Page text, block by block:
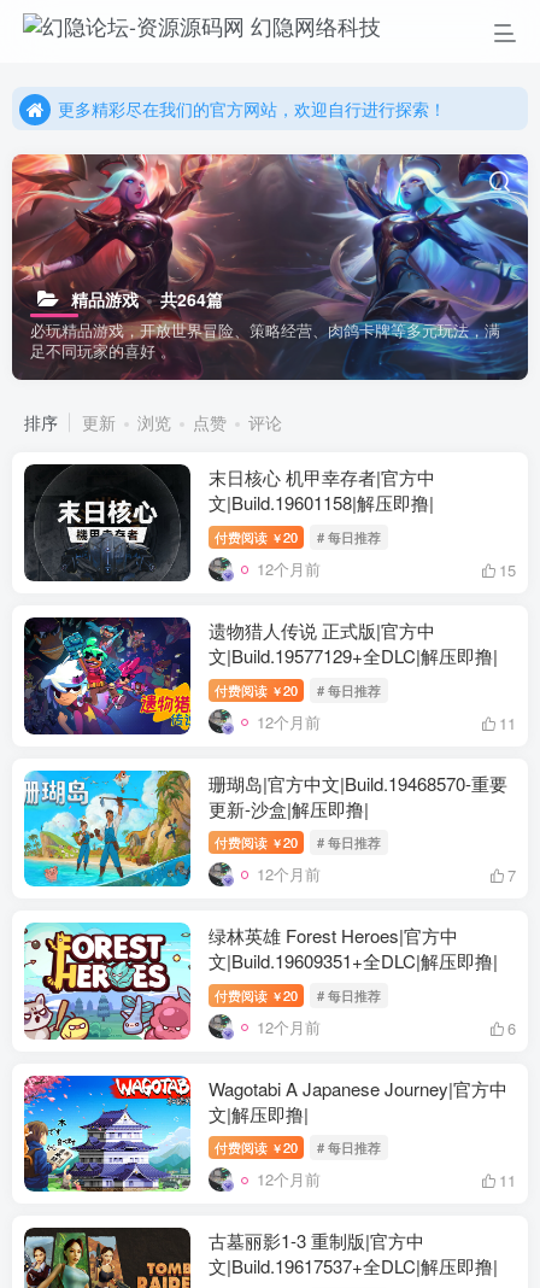
更多精彩尽在我们的官方网站，欢迎自行进行探索！
更多精彩尽在我们的官方网站，欢迎自行进行探索！
幻隐网络科技，感谢您的加入以及使用我们的系统！
精品游戏 共264篇
必玩精品游戏，开放世界冒险、策略经营、肉鸽卡牌等多元玩法，满
足不同玩家的喜好 。
排序 更新 浏览 点赞 评论
末日核心 机甲幸存者|官方中
文|Build.19601158|解压即撸|
付费阅读 ￥20 # 每日推荐
12个月前 15
遗物猎人传说 正式版|官方中
文|Build.19577129+全DLC|解压即撸|
付费阅读 ￥20 # 每日推荐
12个月前 11
珊瑚岛|官方中文|Build.19468570-重要
更新-沙盒|解压即撸|
付费阅读 ￥20 # 每日推荐
12个月前 7
绿林英雄 Forest Heroes|官方中
文|Build.19609351+全DLC|解压即撸|
付费阅读 ￥20 # 每日推荐
12个月前 6
Wagotabi A Japanese Journey|官方中
文|解压即撸|
付费阅读 ￥20 # 每日推荐
12个月前 11
古墓丽影1-3 重制版|官方中
文|Build.19617537+全DLC|解压即撸|